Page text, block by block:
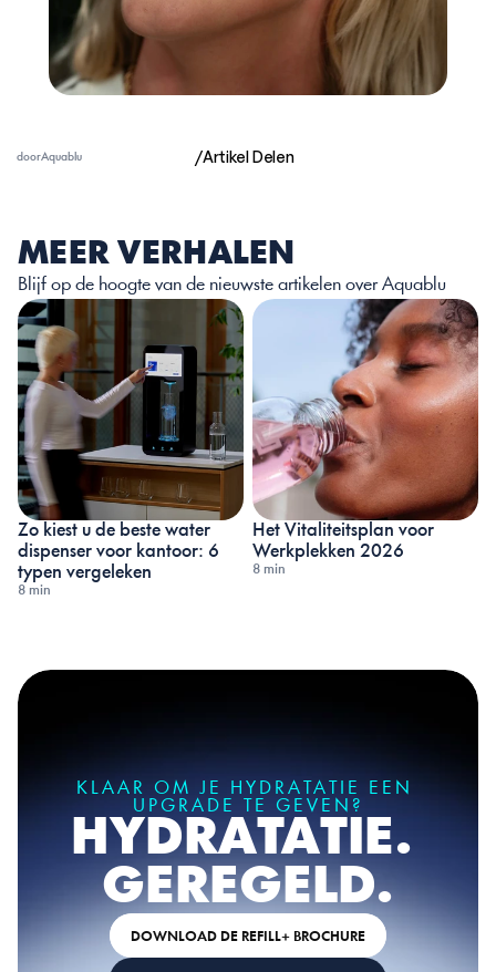
doorAquablu /Artikel Delen
MEER VERHALEN
Blijf op de hoogte van de nieuwste artikelen over Aquablu
Zo kiest u de beste water
dispenser voor kantoor: 6
typen vergeleken
8 min
Het Vitaliteitsplan voor
Werkplekken 2026
8 min
KLAAR OM JE HYDRATATIE EEN
UPGRADE TE GEVEN?
HYDRATATIE.
GEREGELD.
DOWNLOAD DE REFILL+ BROCHURE